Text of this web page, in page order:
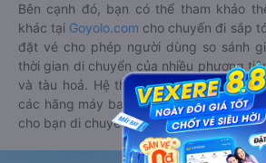
Bên cạnh đó, bạn có thể tham khảo
khác tại Goyolo.com cho chuyến đi sắp
đặt vé cho phép người dùng so sánh
thời gian di chuyển của nhiều phương
và tàu hoả. Hệ thống của Goyolo
các hãng máy bay, xe khách và tàu
cho bạn di chuyển.